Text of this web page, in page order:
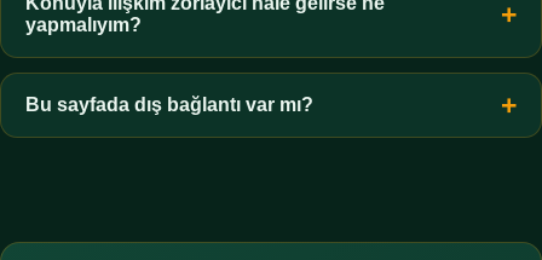
zorunluluktur.
yapmalıyım?
Zaman sınırı koyun, harcadığınız süreyi ölçün ve gerekirse
profesyonel destek alın. Türkiye'de ücretsiz danışma hatları
mevcuttur; yardım istemek güçlü bir adımdır.
Bu sayfada dış bağlantı var mı?